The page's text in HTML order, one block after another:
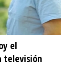
el
televisión